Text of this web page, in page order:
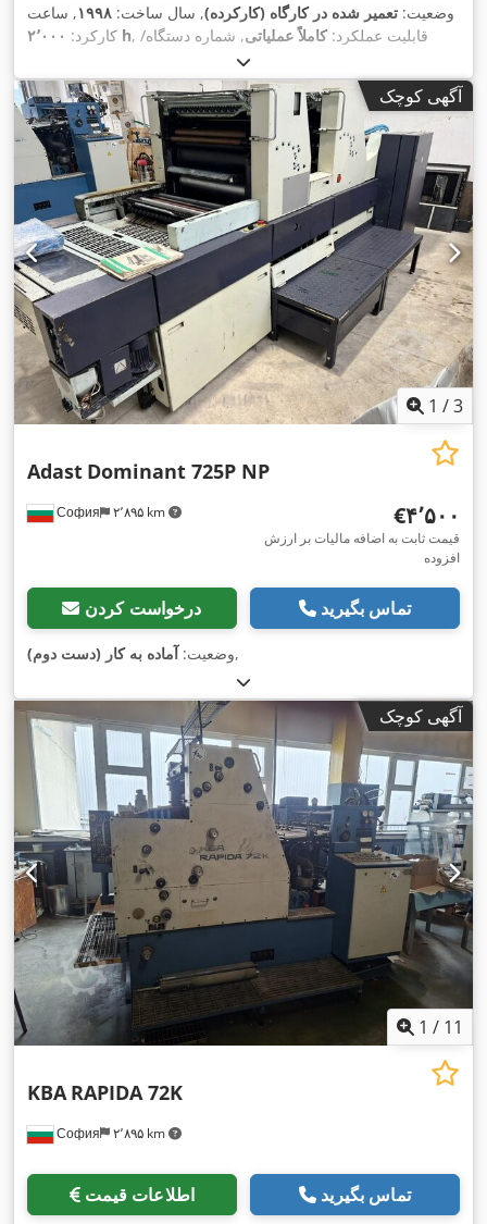
وضعیت: تعمیر شده در کارگاه (کارکرده), سال ساخت: ۱۹۹۸, ساعت
کارکرد: ۲٬۰۰۰ h , قابلیت عملکرد:کاملاً عملیاتی, شماره دستگاه/
067-1045 from 1998 first owner
2 kleuren rechtdoor
, حداقل وزن کاغذ:۳۰ گرم/متر مربع
, حداکثر
وزن کاغذ:۳۵۰ گرم/متر مربع , حداقل عرض کاغذ:۱۴۸ میلی‌متر
,
حداکثر عرض کاغذ:۵۲۰ میلی‌متر , حداقل ارتفاع کاغذ:۱۰۰ میلی‌متر
,
حداکثر ارتفاع کاغذ:۳۶۵ میلی‌متر , طول کل:۲٬۷۶۵ میلی‌متر
, عرض
کل:۱٬۵۲۳ میلی‌متر , ارتفاع کل: ۱٬۵۶۰ میلی‌متر
, نیاز به فضا طول:
۲٬۷۶۵ میلی‌متر
, عرض مورد نیاز:۱٬۵۲۳ میلی‌متر
, نیاز به ارتفاع:
۱٬۵۶۰ میلی‌متر
, نوع جریان ورودی:سه فاز, جریان ورودی: ۲۰ A,
ولتاژ ورودی:۲۰۰ V , تجهیزات: مستندات / راهنما ,
آگهی کوچک
1 /3
София ۲٬۸۹۵ km
Adast Dominant 725P NP
‎€۴٬۵۰۰
قیمت ثابت به اضافه مالیات بر ارزش
افزوده
درخواست کردن تماس بگیرید
وضعیت: آماده به کار (دست دوم) ,
آگهی کوچک
1 / 11
София ۲٬۸۹۵ km
KBA RAPIDA 72K
اطلاعات قیمت تماس بگیرید